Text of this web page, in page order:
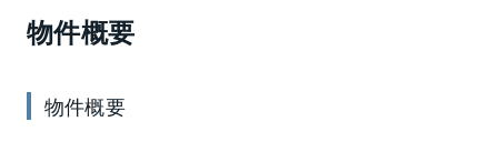
見の住居の専有面積は32.99㎡～110.82㎡です。分譲時
には32.99㎡の1LDK、110.82㎡の4LDKとして販売さ
いに建物が建っています。1階はエントランスホールな
物件概要
物件概要